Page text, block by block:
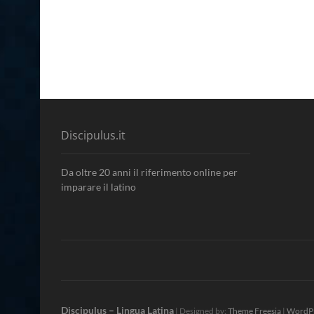
Discipulus.it
Da oltre 20 anni il riferimento online per
imparare il latino
Discipulus – Lingua Latina | Designed by: Theme Freesia |